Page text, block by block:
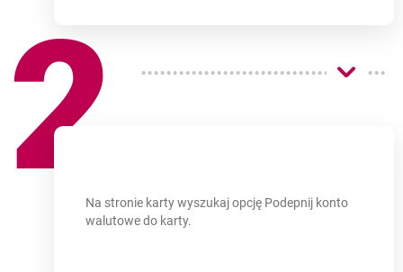
2Na stronie karty wyszukaj opcję Podepnij konto
walutowe do karty.